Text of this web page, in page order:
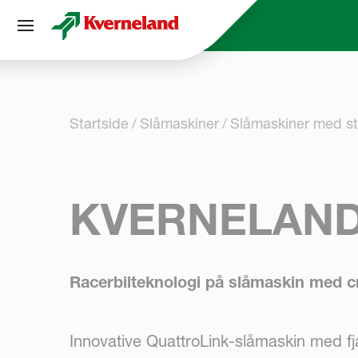
Startside Slåmaskiner Slåmaskiner med
Racerbilteknologi på slåmaskin med
Innovative QuattroLink-slåmaskin med
Panel for informasjonskapsler